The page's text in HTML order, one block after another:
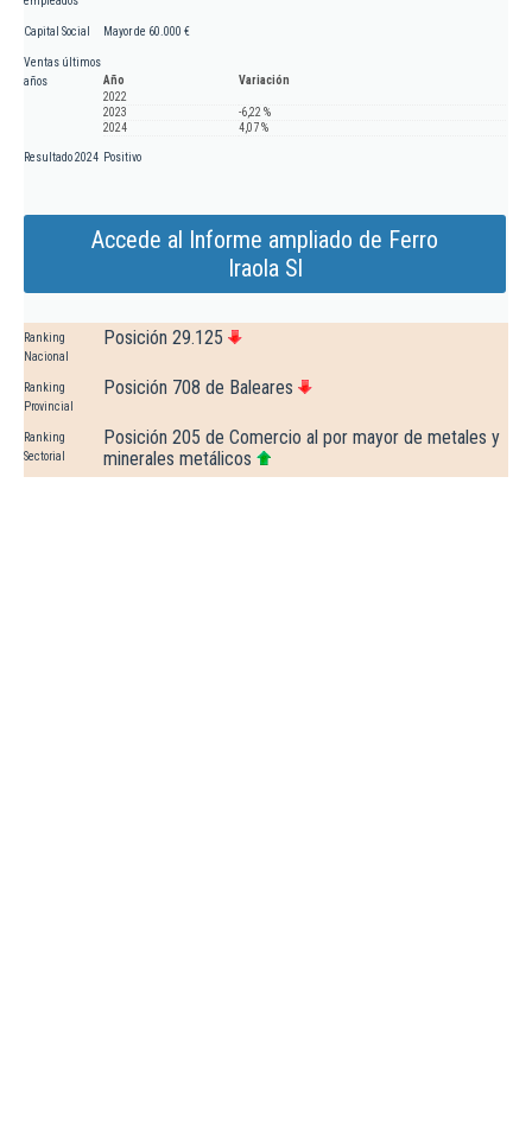
Capital Social Mayor de 60.000 €
Ventas últimos
años
Año
Variación
2022
2023
-6,22 %
2024
4,07 %
Resultado 2024 Positivo
Accede al Informe ampliado de Ferro
Iraola Sl
Ranking
Nacional
Posición 29.125
Ranking
Provincial
Posición 708 de Baleares
Ranking
Sectorial
Posición 205 de Comercio al por mayor de metales y
minerales metálicos